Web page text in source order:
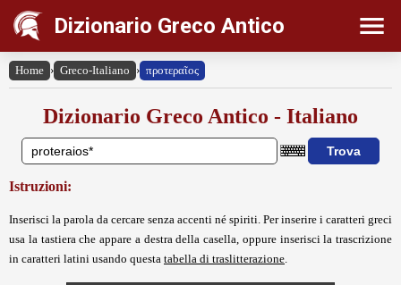
Dizionario Greco Antico
Home › Greco-Italiano › προτεραῖος
Dizionario Greco Antico - Italiano
Istruzioni:
Inserisci la parola da cercare senza accenti né spiriti. Per inserire i caratteri greci
usa la tastiera che appare a destra della casella, oppure inserisci la trascrizione
in caratteri latini usando questa tabella di traslitterazione